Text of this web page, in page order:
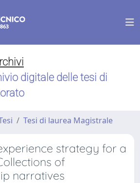
digitale delle tesi di
Tesi di laurea Magistrale
strategy for a
of
narratives